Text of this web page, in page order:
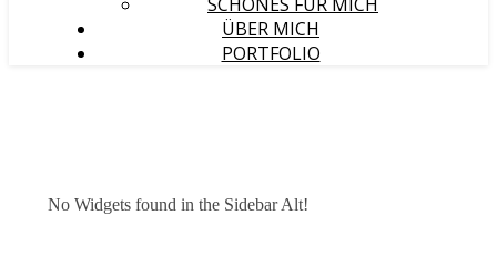
ÜBER MICH
PORTFOLIO
No Widgets found in the Sidebar Alt!